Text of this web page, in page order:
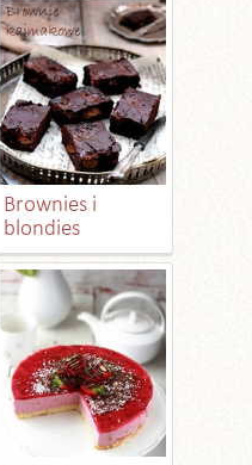
Brownies i
blondies